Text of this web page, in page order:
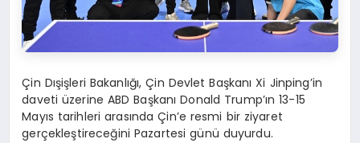
Çin Dışişleri Bakanlığı, Çin Devlet Başkanı Xi Jinping’in
daveti üzerine ABD Başkanı Donald Trump’ın 13-15
Mayıs tarihleri arasında Çin’e resmi bir ziyaret
gerçekleştireceğini Pazartesi günü duyurdu.